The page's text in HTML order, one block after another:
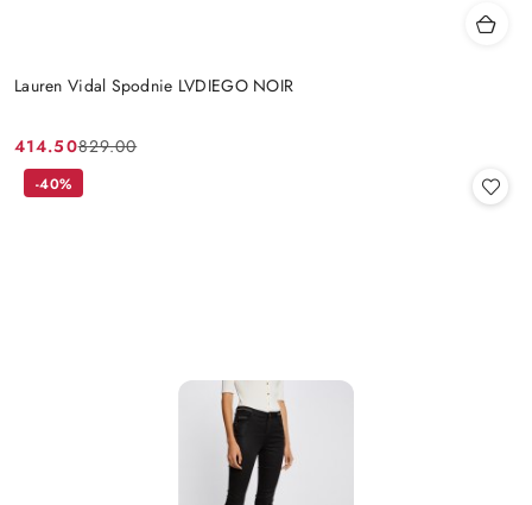
Lauren Vidal Spodnie LVDIEGO NOIR
Cena
promocyjna:
414.50
Cena
przed
829.00
-40%